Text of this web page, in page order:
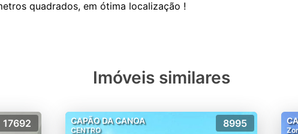
Imóveis similares
17692 CAPÃO DA CANOA
CENTRO
8995